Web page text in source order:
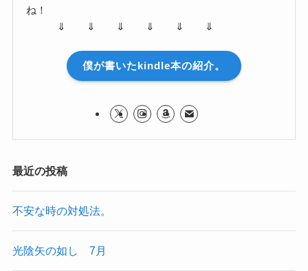
ね！
⇓ ⇓ ⇓ ⇓ ⇓ ⇓
僕が書いたkindle本の紹介。
最近の投稿
不安な時の対処法。
光陰矢の如し 7月